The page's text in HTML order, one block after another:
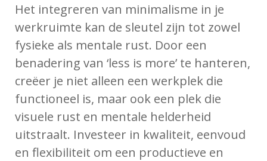
Het integreren van minimalisme in je
werkruimte kan de sleutel zijn tot zowel
fysieke als mentale rust. Door een
benadering van ‘less is more’ te hanteren,
creëer je niet alleen een werkplek die
functioneel is, maar ook een plek die
visuele rust en mentale helderheid
uitstraalt. Investeer in kwaliteit, eenvoud
en flexibiliteit om een productieve en